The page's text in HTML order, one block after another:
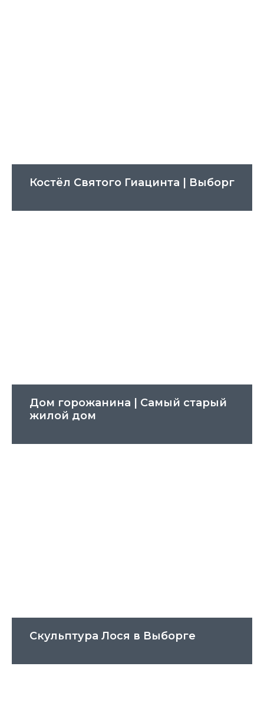
Костёл Святого Гиацинта | Выборг
Дом горожанина | Cамый старый
жилой дом
Скульптура Лося в Выборге